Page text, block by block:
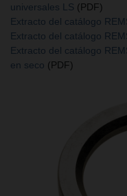
universales LS (PDF)
Extracto del catálogo
Extracto del catálogo
Extracto del catálogo
en seco (PDF)